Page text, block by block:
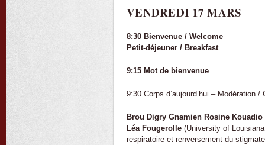
VENDREDI 17 MARS
8:30 Bienvenue / Welcome
Petit-déjeuner / Breakfast
9:15 Mot de bienvenue
9:30 Corps d’aujourd’hui – Modération
Brou Digry Gnamien Rosine Kouadio
Léa Fougerolle (University of
respiratoire et renversement du